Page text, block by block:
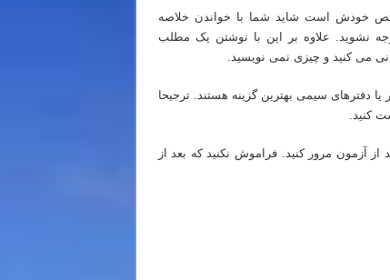
خودش است شاید شما با خواندن خلاصه
نشوید. علاوه بر این با نوشتن یک مطلب
می کنید و چیزی نمی نویسید.
دفترهای سیمی بهترین گزینه هستند. ترجیحا
آزمون مرور کنید. فراموش نکنید که بعد از